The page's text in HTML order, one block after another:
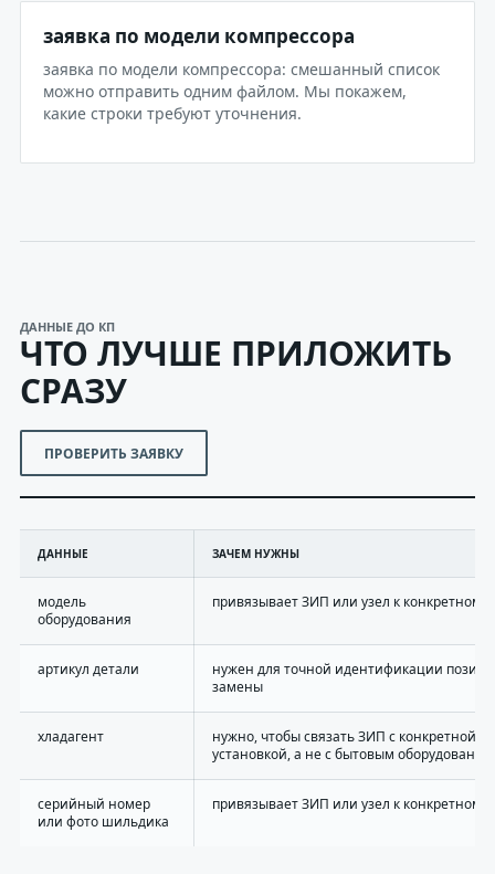
заявка по модели компрессора
заявка по модели компрессора: смешанный список
можно отправить одним файлом. Мы покажем,
какие строки требуют уточнения.
ДАННЫЕ ДО КП
ЧТО ЛУЧШЕ ПРИЛОЖИТЬ
СРАЗУ
ПРОВЕРИТЬ ЗАЯВКУ
ДАННЫЕ ЗАЧЕМ НУЖНЫ
модель
оборудования
привязывает ЗИП или узел к
артикул детали
нужен для точной идентификации
замены
хладагент
нужно, чтобы связать ЗИП с конкретной
установкой, а не с бытовым
серийный номер
или фото шильдика
привязывает ЗИП или узел к